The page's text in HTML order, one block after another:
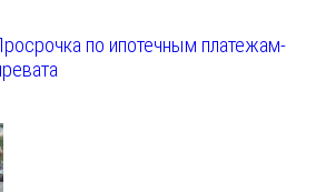
по ипотечным платежам-